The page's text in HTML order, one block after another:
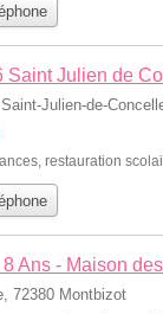
Saint Julien de
Julien-de-
, restauration
Ans - Maison
72380 Montbizot